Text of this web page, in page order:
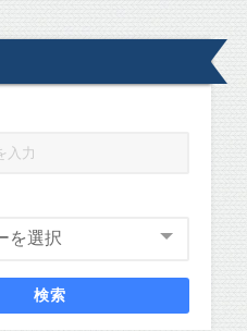
検索